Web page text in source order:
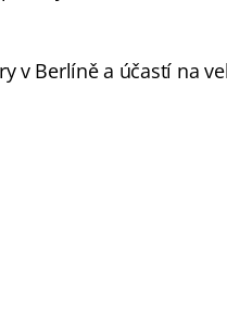
v Berlíně a účastí na